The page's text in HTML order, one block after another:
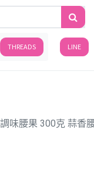
THREADS LINE
味腰果 300克 蒜香